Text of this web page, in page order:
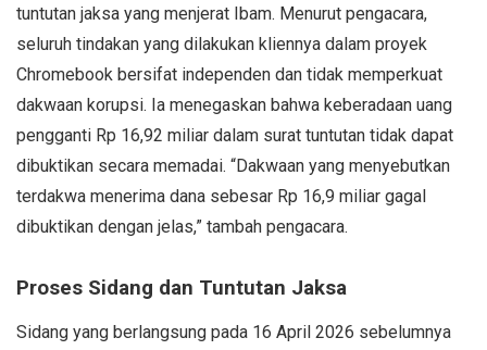
tuntutan jaksa yang menjerat Ibam. Menurut pengacara,
seluruh tindakan yang dilakukan kliennya dalam proyek
Chromebook bersifat independen dan tidak memperkuat
dakwaan korupsi. Ia menegaskan bahwa keberadaan uang
pengganti Rp 16,92 miliar dalam surat tuntutan tidak dapat
dibuktikan secara memadai. “Dakwaan yang menyebutkan
terdakwa menerima dana sebesar Rp 16,9 miliar gagal
dibuktikan dengan jelas,” tambah pengacara.
Proses Sidang dan Tuntutan Jaksa
Sidang yang berlangsung pada 16 April 2026 sebelumnya